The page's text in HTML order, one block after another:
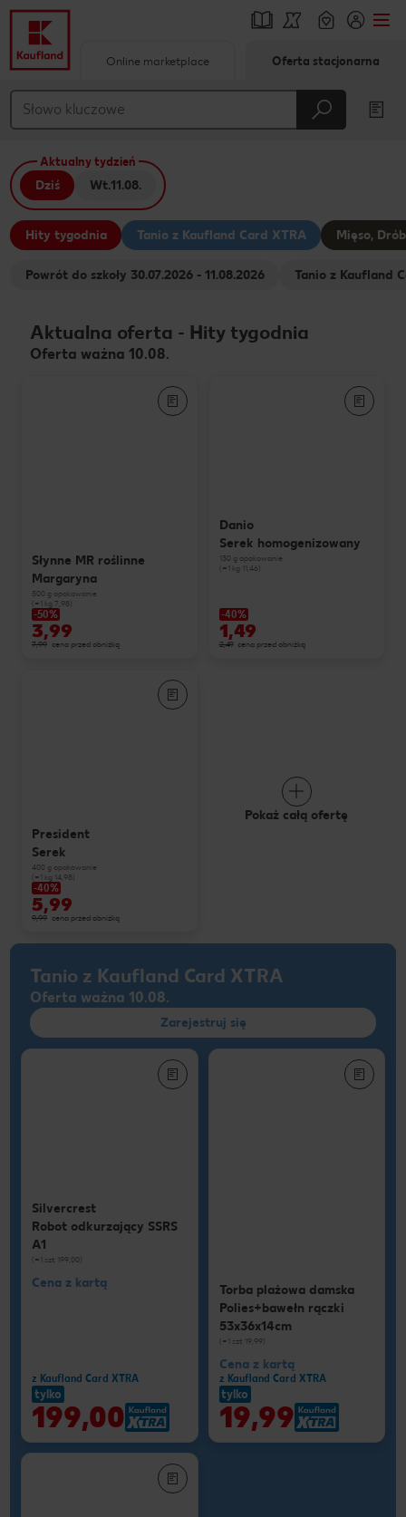
Główna treść
Stopka
Pływający pasek boczny
Online marketplace Oferta stacjonarna
Aktualny tydzień
Dziś Wt.11.08.
Hity tygodnia Tanio z Kaufland Card XTRA Mięso,
Powrót do szkoły 30.07.2026 - 11.08.2026 Tanio z Kaufland
Aktualna oferta - Hity tygodnia
Oferta ważna 10.08.
Słynne MR roślinne
Margaryna
500 g opakowanie
(=1 kg 7,98)
-50%
3,99
7,99 cena przed obniżką
Danio
Serek homogenizowany
130 g opakowanie
(=1 kg 11,46)
-40%
1,49
2,49 cena przed obniżką
President
Serek
400 g opakowanie
(=1 kg 14,98)
-40%
5,99
9,99 cena przed obniżką
Pokaż całą ofertę
Tanio z Kaufland Card XTRA
Oferta ważna 10.08.
Zarejestruj się
Silvercrest
Robot odkurzający SSRS
A1
(=1 szt 199,00)
Cena z kartą
z Kaufland Card XTRA
tylko
199,00
Torba plażowa damska
Polies+bawełn rączki
53x36x14cm
(=1 szt 19,99)
Cena z kartą
z Kaufland Card XTRA
tylko
19,99